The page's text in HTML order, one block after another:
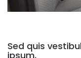
Sed quis
ipsum.